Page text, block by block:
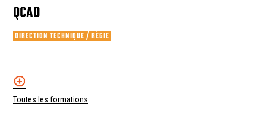
Toutes les formations
QCAD
DIRECTION TECHNIQUE / RÉGIE